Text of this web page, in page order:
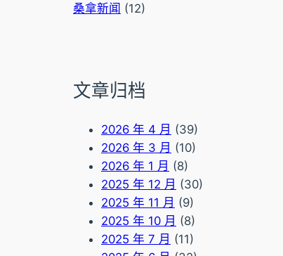
桑拿新闻 (12)
文章归档
2026 年 4 月 (39)
2026 年 3 月 (10)
2026 年 1 月 (8)
2025 年 12 月 (30)
2025 年 11 月 (9)
2025 年 10 月 (8)
2025 年 7 月 (11)